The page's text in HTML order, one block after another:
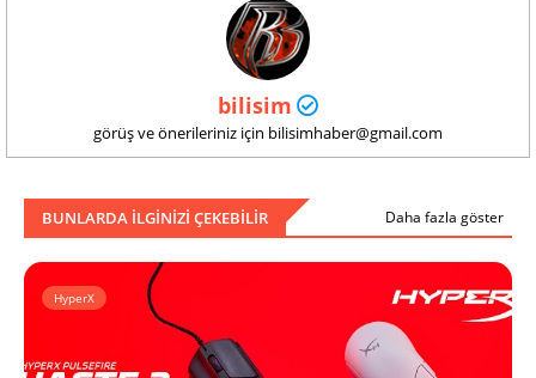
bilisim
görüş ve önerileriniz için bilisimhaber@gmail.com
BUNLARDA ILGINIZI ÇEKEBILIR Daha fazla göster
HyperX